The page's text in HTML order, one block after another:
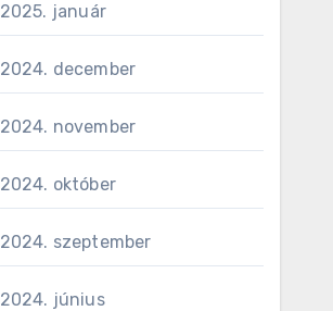
2025. január
2024. december
2024. november
2024. október
2024. szeptember
2024. június